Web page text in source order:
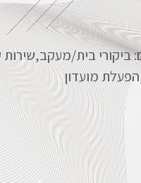
ביקורי בית/
מועדון